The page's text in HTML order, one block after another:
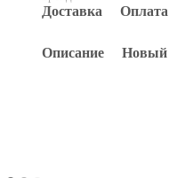
Доставка Оплата
Описание Новый